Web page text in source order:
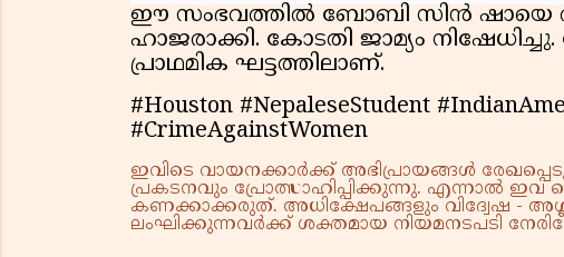
ഈ സംഭവത്തിൽ ബോബി സിൻ ഷായെ
ഹാജരാക്കി. കോടതി ജാമ്യം
പ്രാഥമിക ഘട്ടത്തിലാണ്.
#Houston #NepaleseStudent
#CrimeAgainstWomen
ഇവിടെ വായനക്കാർക്ക് അഭിപ്രായങ്ങൾ
പ്രകടനവും പ്രോത്സാഹിപ്പിക്കുന്നു. എന്നാൽ ഇവ
കണക്കാക്കരുത്. അധിക്ഷേപങ്ങളും വിദ്വേഷ -
ലംഘിക്കുന്നവർക്ക് ശക്തമായ നിയമനടപടി